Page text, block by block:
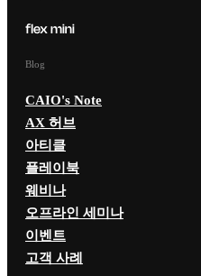
Blog
CAIO's Note
AX 허브
아티클
플레이북
웨비나
오프라인 세미나
이벤트
고객 사례